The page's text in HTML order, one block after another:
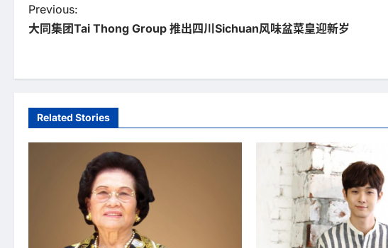
P
o
n
a
Previous:
大同集团Tai Thong Group 推出四川Sichuan风味盆菜皇迎新岁
Related Stories